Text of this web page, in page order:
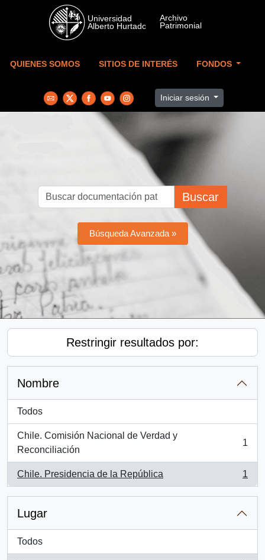
Skip to main content
QUIENES SOMOS SITIOS DE INTERÉS FONDOS
Iniciar sesión
Buscar
Búsqueda Avanzada »
Restringir resultados por:
Nombre
Todos
Chile. Comisión Nacional de Verdad y
Reconciliación
, 1 resultados
1
Chile. Presidencia de la República
, 1 resultados
1
Lugar
Todos